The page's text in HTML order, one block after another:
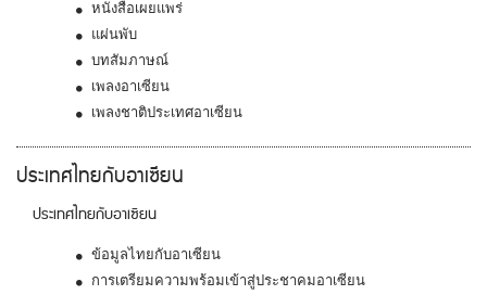
หนังสือเผยแพร่
แผ่นพับ
บทสัมภาษณ์
เพลงอาเซียน
เพลงชาติประเทศอาเซียน
ประเทศไทยกับอาเซียน
ประเทศไทยกับอาเซียน
ข้อมูลไทยกับอาเซียน
การเตรียมความพร้อมเข้าสู่ประชาคมอาเซียน